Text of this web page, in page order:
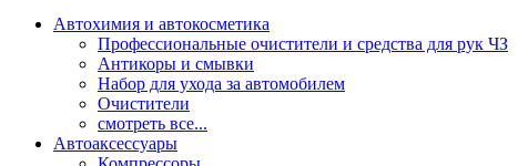
Автохимия и автокосметика
Профессиональные очистители и средства для рук ЧЗ
Антикоры и смывки
Набор для ухода за автомобилем
Очистители
смотреть все...
Автоаксессуары